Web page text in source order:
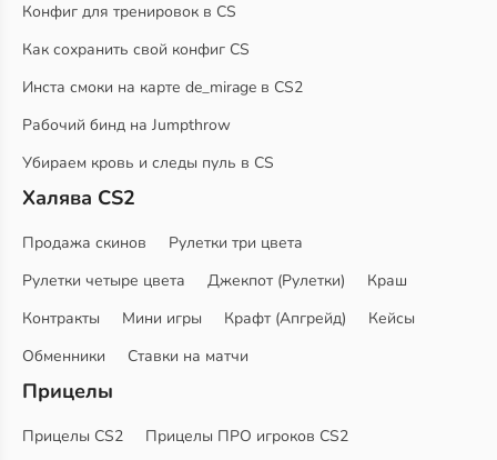
Конфиг для тренировок в CS
Как сохранить свой конфиг CS
Инста смоки на карте de_mirage в CS2
Рабочий бинд на Jumpthrow
Убираем кровь и следы пуль в CS
Халява CS2
Продажа скинов
Рулетки три цвета
Рулетки четыре цвета
Джекпот (Рулетки)
Краш
Контракты
Мини игры Крафт (Апгрейд)
Кейсы
Обменники
Ставки на матчи
Прицелы
Прицелы CS2
Прицелы ПРО игроков CS2